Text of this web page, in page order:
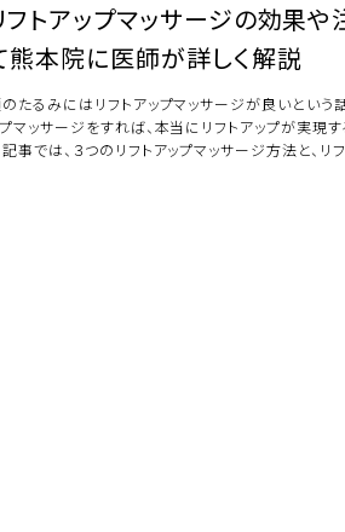
フトアップマッサージの効果
熊本院に医師が詳しく解説
たるみにはリフトアップマッサージが良いという
マッサージをすれば、本当にリフトアップが実現す
事では、３つのリフトアップマッサージ方法と、リ